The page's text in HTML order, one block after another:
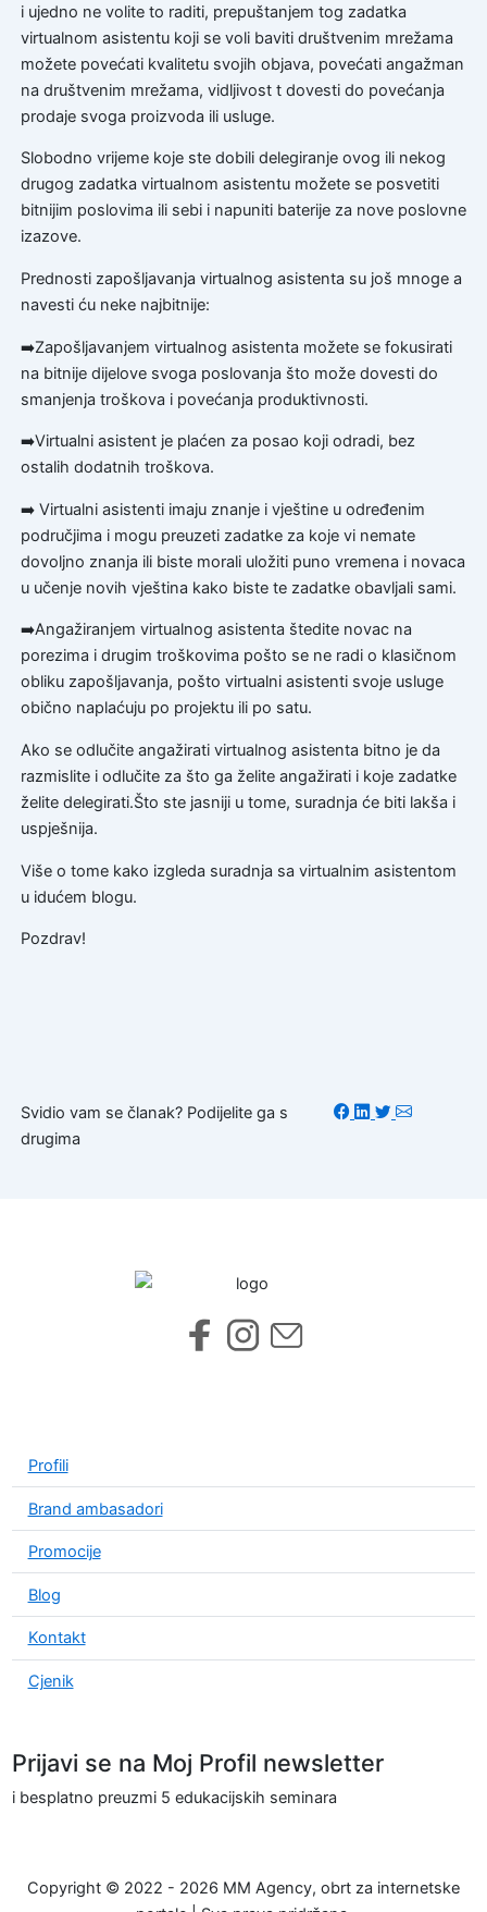
i ujedno ne volite to raditi, prepuštanjem tog zadatka
virtualnom asistentu koji se voli baviti društvenim mrežama
možete povećati kvalitetu svojih objava, povećati angažman
na društvenim mrežama, vidljivost t dovesti do povećanja
prodaje svoga proizvoda ili usluge.
Slobodno vrijeme koje ste dobili delegiranje ovog ili nekog
drugog zadatka virtualnom asistentu možete se posvetiti
bitnijim poslovima ili sebi i napuniti baterije za nove poslovne
izazove.
Prednosti zapošljavanja virtualnog asistenta su još mnoge a
navesti ću neke najbitnije:
➡️Zapošljavanjem virtualnog asistenta možete se fokusirati
na bitnije dijelove svoga poslovanja što može dovesti do
smanjenja troškova i povećanja produktivnosti.
➡️Virtualni asistent je plaćen za posao koji odradi, bez
ostalih dodatnih troškova.
➡️ Virtualni asistenti imaju znanje i vještine u određenim
područjima i mogu preuzeti zadatke za koje vi nemate
dovoljno znanja ili biste morali uložiti puno vremena i novaca
u učenje novih vještina kako biste te zadatke obavljali sami.
➡️Angažiranjem virtualnog asistenta štedite novac na
porezima i drugim troškovima pošto se ne radi o klasičnom
obliku zapošljavanja, pošto virtualni asistenti svoje usluge
obično naplaćuju po projektu ili po satu.
Ako se odlučite angažirati virtualnog asistenta bitno je da
razmislite i odlučite za što ga želite angažirati i koje zadatke
želite delegirati.Što ste jasniji u tome, suradnja će biti lakša i
uspješnija.
Više o tome kako izgleda suradnja sa virtualnim asistentom
u idućem blogu.
Pozdrav!
Svidio vam se članak? Podijelite ga s
drugima
Profili
Brand ambasadori
Promocije
Blog
Kontakt
Cjenik
Prijavi se na Moj Profil newsletter
i besplatno preuzmi 5 edukacijskih seminara
Copyright © 2022 - 2026 MM Agency, obrt za internetske